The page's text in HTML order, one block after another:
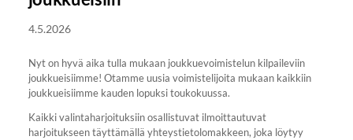
4.5.2026
Nyt on hyvä aika tulla mukaan joukkuevoimistelun kilpaileviin
joukkueisiimme! Otamme uusia voimistelijoita mukaan kaikkiin
joukkueisiimme kauden lopuksi toukokuussa.
Kaikki valintaharjoituksiin osallistuvat ilmoittautuvat
harjoitukseen täyttämällä yhteystietolomakkeen, joka löytyy